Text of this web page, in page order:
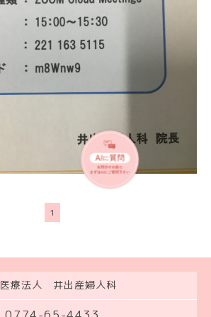
1
医療法人 井出産婦人科